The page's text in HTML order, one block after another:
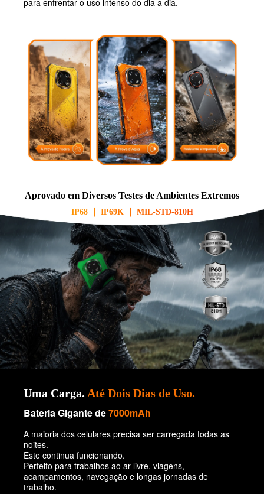
Aprovado em Diversos Testes de Ambientes Extremos
IP68 ｜ IP69K ｜ MIL-STD-810H
Uma Carga. Até Dois Dias de Uso.
Bateria Gigante de7000mAh
A maioria dos celulares precisa ser carregada todas as
noites.
Este continua funcionando.
Perfeito para trabalhos ao ar livre, viagens,
acampamentos, navegação e longas jornadas de
trabalho.